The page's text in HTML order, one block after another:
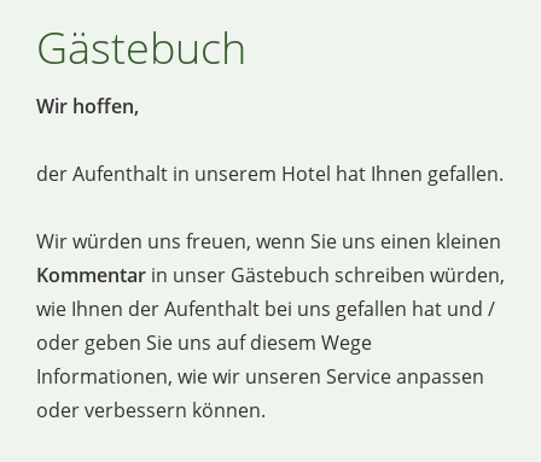
Gästebuch
Wir hoffen,
der Aufenthalt in unserem Hotel hat Ihnen gefallen.
Wir würden uns freuen, wenn Sie uns einen kleinen
Kommentar in unser Gästebuch schreiben würden,
wie Ihnen der Aufenthalt bei uns gefallen hat und /
oder geben Sie uns auf diesem Wege
Informationen, wie wir unseren Service anpassen
oder verbessern können.